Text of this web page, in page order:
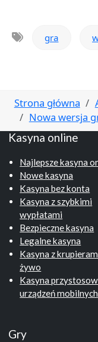
gra
Strona główna
Nowa wersja
Kasyna online
Najlepsze kasyna
Nowe kasyna
Kasyna bez konta
Kasyna z szybkimi
wypłatami
Bezpieczne kasyna
Legalne kasyna
Kasyna z
żywo
Kasyna
urządzeń mobilnych
Gry